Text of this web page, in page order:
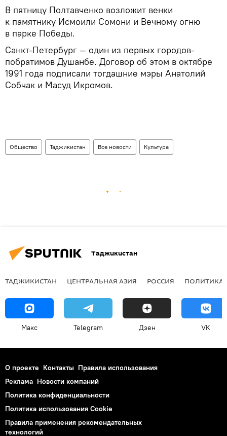
В пятницу Полтавченко возложит венки
к памятнику Исмоили Сомони и Вечному огню
в парке Победы.
Санкт-Петербург — один из первых городов-
побратимов Душанбе. Договор об этом в октябре
1991 года подписали тогдашние мэры Анатолий
Собчак и Масуд Икромов.
Общество Таджикистан Все новости Культура
Таджикистан
ТАДЖИКИСТАН ЦЕНТРАЛЬНАЯ АЗИЯ РОССИЯ ПОЛИТИКА
Макс Telegram Дзен VK
О проекте Контакты Правила использования
Реклама Новости компаний
Политика конфиденциальности
Политика использования Cookie
Правила применения рекомендательных
технологий